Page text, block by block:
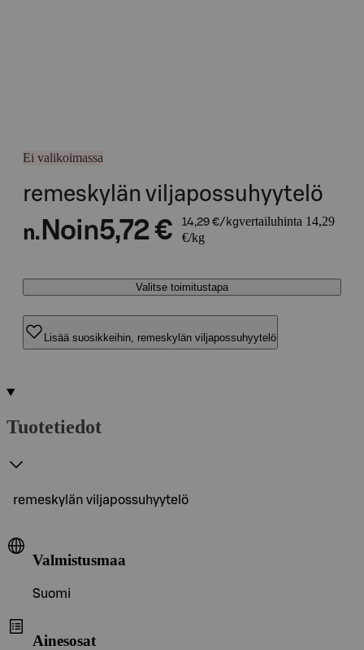
Ei valikoimassa
remeskylän viljapossuhyytelö
n. Noin5,72 € 14,29 €/kgvertailuhinta 14,29
€/kg
Valitse toimitustapa
Lisää suosikkeihin, remeskylän viljapossuhyytelö
Tuotetiedot
remeskylän viljapossuhyytelö
Valmistusmaa
Suomi
Ainesosat